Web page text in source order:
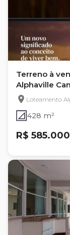
Terreno à
Alphaville
Campinas
Loteamento
428 m²
R$ 585.000